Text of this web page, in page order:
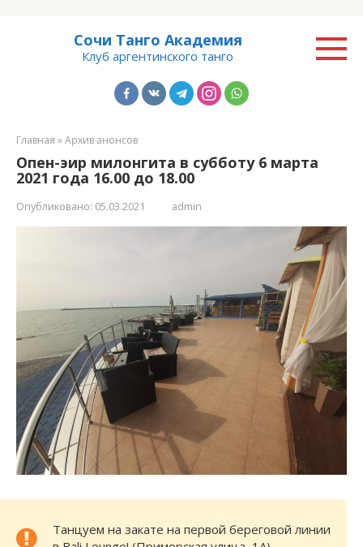
Сочи Танго Академия
Клуб аргентинского танго
Главная »Архив анонсов
Опен-эир милонгита в субботу 6 марта
2021 года 16.00 до 18.00
Опубликовано: 05.03.2021 admin
Танцуем на закате на первой береговой линии